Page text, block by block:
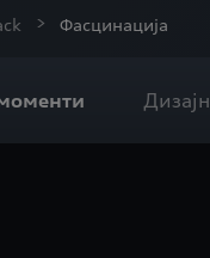
Фасцинација
Дизајн